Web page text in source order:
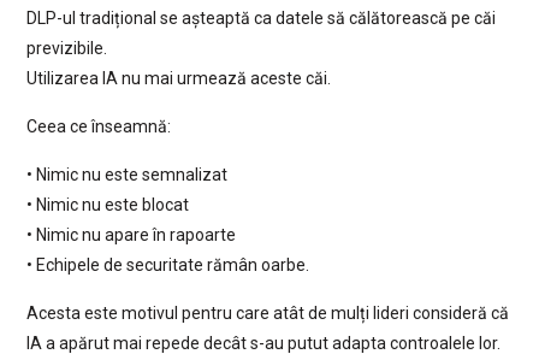
DLP-ul tradițional se așteaptă ca datele să călătorească pe căi
previzibile.
Utilizarea IA nu mai urmează aceste căi.
Ceea ce înseamnă:
• Nimic nu este semnalizat
• Nimic nu este blocat
• Nimic nu apare în rapoarte
• Echipele de securitate rămân oarbe.
Acesta este motivul pentru care atât de mulți lideri consideră că
IA a apărut mai repede decât s-au putut adapta controalele lor.